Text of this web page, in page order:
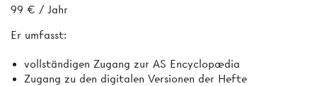
99 € / Jahr
Er umfasst:
vollständigen Zugang zur AS Encyclopædia
Zugang zu den digitalen Versionen der Hefte